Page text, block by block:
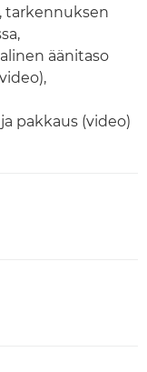
tarkennuksen
äänitaso
pakkaus (video)